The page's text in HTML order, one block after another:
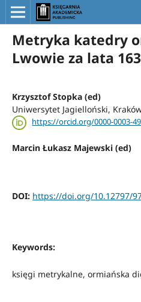
Metryka katedry
Lwowie za lata
Krzysztof Stopka (ed)
Uniwersytet Jagielloński,
https://orcid.org/0000-0003-
Marcin Łukasz Majewski (ed)
DOI: https://doi.org/10.12797/
Keywords:
księgi metrykalne, ormiańska